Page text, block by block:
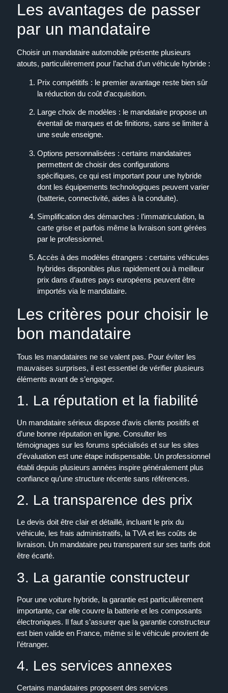
Les avantages de passer
par un mandataire
Choisir un mandataire automobile présente plusieurs
atouts, particulièrement pour l’achat d’un véhicule hybride :
Prix compétitifs : le premier avantage reste bien sûr
la réduction du coût d’acquisition.
Large choix de modèles : le mandataire propose un
éventail de marques et de finitions, sans se limiter à
une seule enseigne.
Options personnalisées : certains mandataires
permettent de choisir des configurations
spécifiques, ce qui est important pour une hybride
dont les équipements technologiques peuvent varier
(batterie, connectivité, aides à la conduite).
Simplification des démarches : l’immatriculation, la
carte grise et parfois même la livraison sont gérées
par le professionnel.
Accès à des modèles étrangers : certains véhicules
hybrides disponibles plus rapidement ou à meilleur
prix dans d’autres pays européens peuvent être
importés via le mandataire.
Les critères pour choisir le
bon mandataire
Tous les mandataires ne se valent pas. Pour éviter les
mauvaises surprises, il est essentiel de vérifier plusieurs
éléments avant de s’engager.
1. La réputation et la fiabilité
Un mandataire sérieux dispose d’avis clients positifs et
d’une bonne réputation en ligne. Consulter les
témoignages sur les forums spécialisés et sur les sites
d’évaluation est une étape indispensable. Un professionnel
établi depuis plusieurs années inspire généralement plus
confiance qu’une structure récente sans références.
2. La transparence des prix
Le devis doit être clair et détaillé, incluant le prix du
véhicule, les frais administratifs, la TVA et les coûts de
livraison. Un mandataire peu transparent sur ses tarifs doit
être écarté.
3. La garantie constructeur
Pour une voiture hybride, la garantie est particulièrement
importante, car elle couvre la batterie et les composants
électroniques. Il faut s’assurer que la garantie constructeur
est bien valide en France, même si le véhicule provient de
l’étranger.
4. Les services annexes
Certains mandataires proposent des services